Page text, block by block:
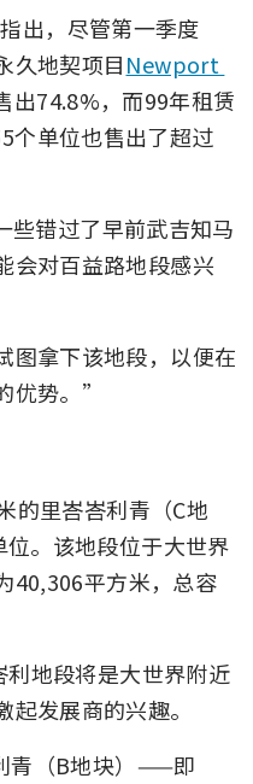
出，尽管第一季度
地契项目Newport
出74.8%，而99年租赁
个单位也售出了超过
错过了早前武吉知马
对百益路地段感兴
拿下该地段，以便在
优势。”
的里峇峇利青（C地
。该地段位于大世界
40,306平方米，总容
利地段将是大世界附近
发展商的兴趣。
青（B地块）——即